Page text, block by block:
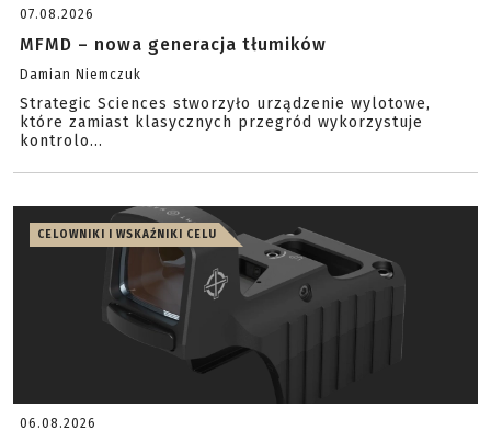
07.08.2026
MFMD – nowa generacja tłumików
Damian Niemczuk
Strategic Sciences stworzyło urządzenie wylotowe,
które zamiast klasycznych przegród wykorzystuje
kontrolo...
CELOWNIKI I WSKAŹNIKI CELU
06.08.2026